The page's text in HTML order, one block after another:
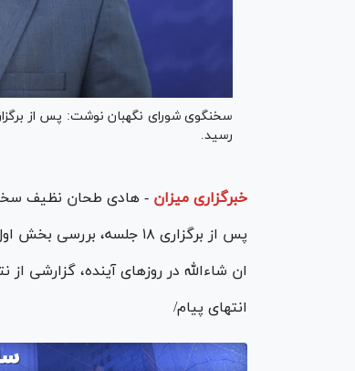
رسید.
خبرگزاری میزان - هادی طحان نظیف
پس از برگزاری ۱۸ جلسه، بررسی بخش اول لایحه بودجه سال ۱۴۰۴ کل کشور در شورای نگهبان به پایان رسید.
ان شاءالله در روز‌های آینده، گزارشی
انتهای پیام/